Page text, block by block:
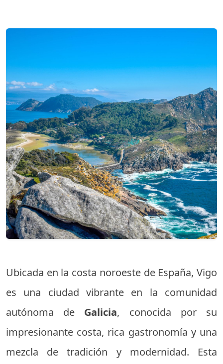
Ubicada en la costa noroeste de España, Vigo
es una ciudad vibrante en la comunidad
autónoma de Galicia, conocida por su
impresionante costa, rica gastronomía y una
mezcla de tradición y modernidad. Esta